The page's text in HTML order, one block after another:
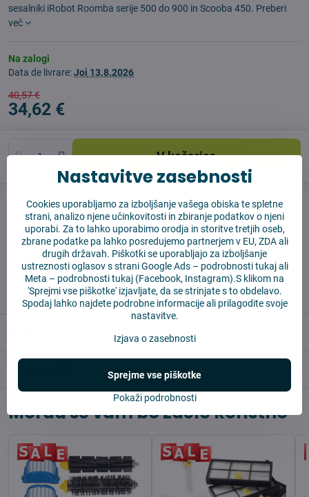
sesalniki iRobot Roomba serije 500 do 900 in Scooba 450. Preberi
več
Na zalogi
Data de livrare:Joi 13.8.2026
40,57 €
34,62 €
V košarico
Časovnik nadzora Shippings
Producent:Vysajto.sk
✅ Takoj pripravljeno za pošiljanje
✅ BREZPLAČNA dostava nad 55 EUR
✅14 dni za vračilo blaga
Morda se vam bo zdelo koristno
Nastavitve zasebnosti
Cookies uporabljamo za izboljšanje vašega obiska te spletne
strani, analizo njene učinkovitosti in zbiranje podatkov o njeni
uporabi. Za to lahko uporabimo orodja in storitve tretjih oseb,
zbrane podatke pa lahko posredujemo partnerjem v EU, ZDA ali
drugih državah. Piškotki se uporabljajo za izboljšanje
ustreznosti oglasov s strani Google Ads – podrobnosti tukajali
Meta – podrobnosti tukaj (Facebook, Instagram).S klikom na
'Sprejmi vse piškotke' izjavljate, da se strinjate s to obdelavo.
Spodaj lahko najdete podrobne informacije ali prilagodite svoje
nastavitve.
Izjava o zasebnosti
Pokaži podrobnosti
Sprejme vse piškotke